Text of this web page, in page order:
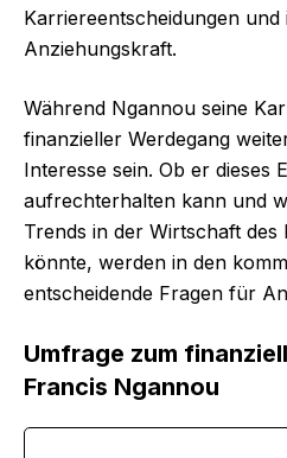
Karriereentscheidungen und
Anziehungskraft.
Während Ngannou seine
finanzieller Werdegang
Interesse sein. Ob er dieses
aufrechterhalten kann und
Trends in der Wirtschaft
könnte, werden in den
entscheidende Fragen für
Umfrage zum
Francis Ngannou